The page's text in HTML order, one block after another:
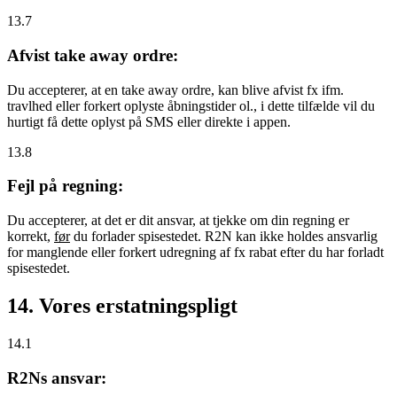
13.7
Afvist take away ordre:
Du accepterer, at en take away ordre, kan blive afvist fx ifm.
travlhed eller forkert oplyste åbningstider ol., i dette tilfælde vil du
hurtigt få dette oplyst på SMS eller direkte i appen.
13.8
Fejl på regning:
Du accepterer, at det er dit ansvar, at tjekke om din regning er
korrekt, førdu forlader spisestedet. R2N kan ikke holdes ansvarlig
for manglende eller forkert udregning af fx rabat efter du har forladt
spisestedet.
14. Vores erstatningspligt
14.1
R2Ns ansvar: